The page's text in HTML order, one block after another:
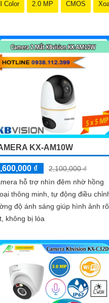
Color 2.0 MP CMOS
KX-AM10W
₫
2,100,000 ₫
hỗ trợ nhìn đêm nhờ hồng
thông minh, tự động điều
độ ánh sáng giúp hình ảnh rõ
không bị lóa